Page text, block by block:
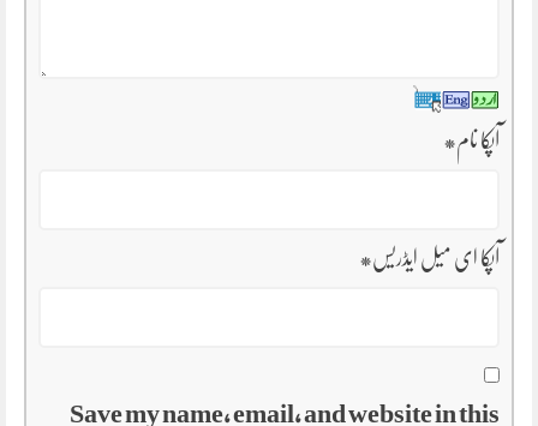
آپکا نام*
آپکا ای میل ایڈریس*
Save my name, email, and website in this